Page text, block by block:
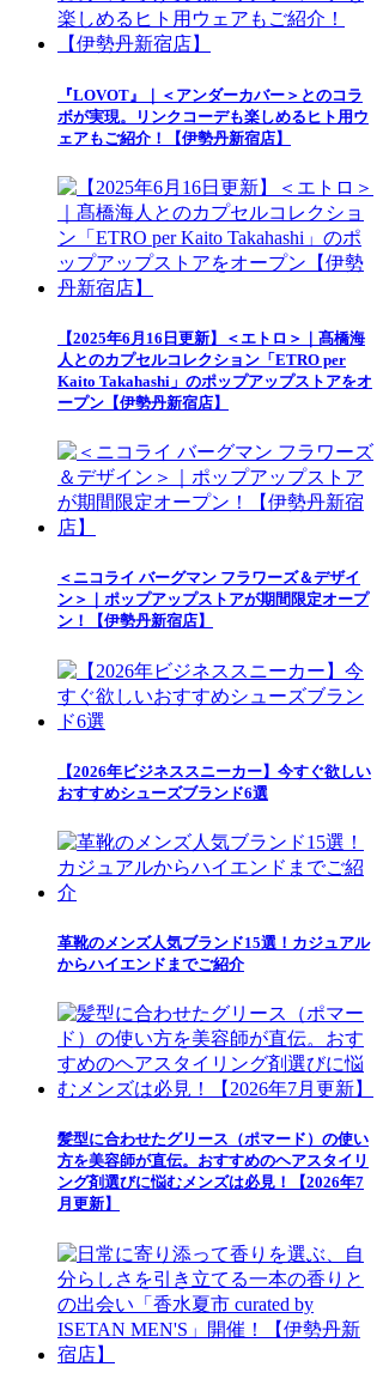
『LOVOT』｜＜アンダーカバー＞とのコラ
ボが実現。リンクコーデも楽しめるヒト用ウ
ェアもご紹介！【伊勢丹新宿店】
【2025年6月16日更新】＜エトロ＞｜髙橋海
人とのカプセルコレクション「ETRO per
Kaito Takahashi」のポップアップストアをオ
ープン【伊勢丹新宿店】
＜ニコライ バーグマン フラワーズ＆デザイ
ン＞｜ポップアップストアが期間限定オープ
ン！【伊勢丹新宿店】
【2026年ビジネススニーカー】今すぐ欲しい
おすすめシューズブランド6選
革靴のメンズ人気ブランド15選！カジュアル
からハイエンドまでご紹介
髪型に合わせたグリース（ポマード）の使い
方を美容師が直伝。おすすめのヘアスタイリ
ング剤選びに悩むメンズは必見！【2026年7
月更新】